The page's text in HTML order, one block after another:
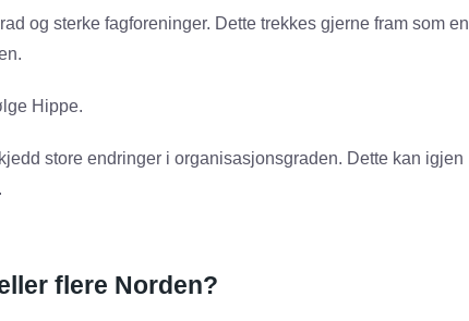
og sterke fagforeninger. Dette trekkes gjerne fram som en
Hippe.
store endringer i organisasjonsgraden. Dette kan igjen
flere Norden?